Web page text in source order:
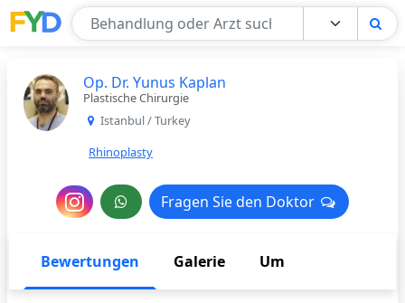
Find Your Doctor
Op. Dr. Yunus Kaplan
Plastische Chirurgie
Istanbul / Turkey
Rhinoplasty
Nachricht
den
Fragen Sie den Doktor
Fragen Sie den Doktor
Bewertungen Galerie Um